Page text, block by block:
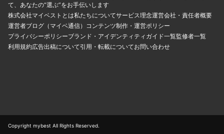
て、あなたの“選ぶ”をお手伝いします
株式会社マイベストとは私たちについてサービス理念運営会社・責任者概要
運営者ブログ（マイベ通信） コンテンツ制作・運営ポリシー
プライバシーポリシーブランド・アイデンティティ ガイド一覧監修者一覧
利用規約広告出稿について引用・転載についてお問い合わせ
Copyright mybest All Rights Reserved.